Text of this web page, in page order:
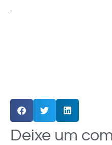
Deixe um